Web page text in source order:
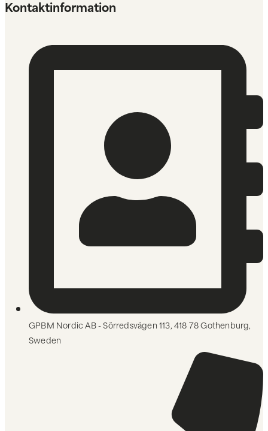
Kontaktinformation
GPBM Nordic AB - Sörredsvägen 113, 418 78 Gothenburg,
Sweden